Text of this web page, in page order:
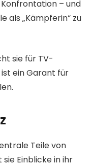
– und
als „Kämpferin“ zu
sie für TV-
ein Garant für
Teile von
Einblicke in ihr